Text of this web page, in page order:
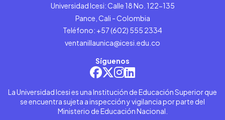
Universidad Icesi: Calle 18 No. 122-135
Pance, Cali - Colombia
Teléfono: +57 (602) 555 2334
ventanillaunica@icesi.edu.co
Síguenos
La Universidad Icesi es una Institución de Educación Superior que
se encuentra sujeta a inspección y vigilancia por parte del
Ministerio de Educación Nacional.